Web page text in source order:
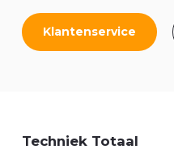
Klantenservice
Techniek Totaal